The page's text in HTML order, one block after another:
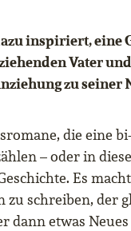
inspiriert, eine
Vater
zu seiner
die eine
– oder in
Es
zu schreiben, der
dann etwas